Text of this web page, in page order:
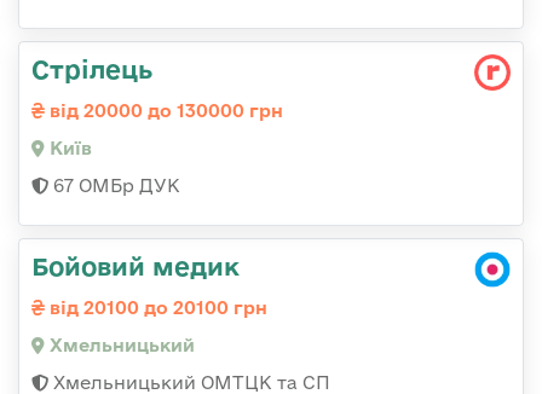
Стрілець
від 20000 до 130000 грн
Київ
67 ОМБр ДУК
Бойовий медик
від 20100 до 20100 грн
Хмельницький
Хмельницький ОМТЦК та СП